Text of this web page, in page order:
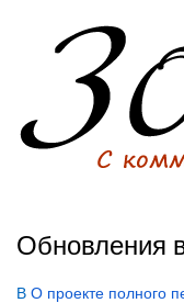
Обновления
В О проекте полного